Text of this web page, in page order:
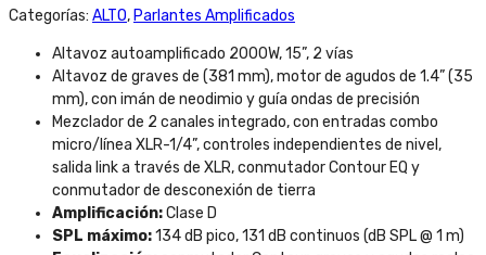
Categorías: ALTO,Parlantes Amplificados
Altavoz autoamplificado 2000W, 15”, 2 vías
Altavoz de graves de (381 mm), motor de agudos de 1.4” (35
mm), con imán de neodimio y guía ondas de precisión
Mezclador de 2 canales integrado, con entradas combo
micro/línea XLR-1/4”, controles independientes de nivel,
salida link a través de XLR, conmutador Contour EQ y
conmutador de desconexión de tierra
Amplificación:Clase D
SPL máximo:134 dB pico, 131 dB continuos (dB SPL @ 1 m)